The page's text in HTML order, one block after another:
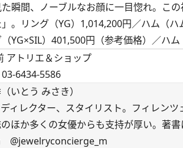
瞬間、ノーブルなお顔に一目惚れ。こ
」。リング（YG）1,014,200円／ハム（
YG×SIL）401,500円（参考価格）／ハム
アトリエ＆ショップ
6434-5586
いとう みさき）
ィレクター、スタイリスト。フィレン
ほか多くの女優からも支持が厚い。著
@jewelryconcierge_m